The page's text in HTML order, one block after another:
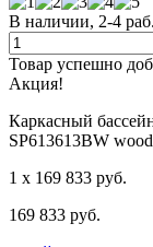
В наличии, 2-4
Товар успешно
Акция!
Каркасный
SP613613BW wood
1 x 169 833 руб.
169 833 руб.